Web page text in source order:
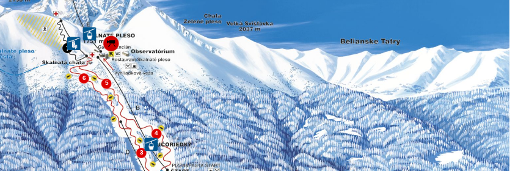
3
4
5
6
7